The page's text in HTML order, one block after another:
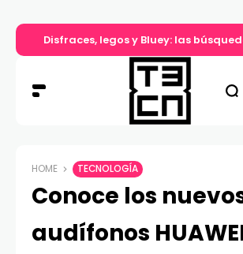
Disfraces, legos y Bluey: las
HOME TECNOLOGÍA
Conoce los
audífonos